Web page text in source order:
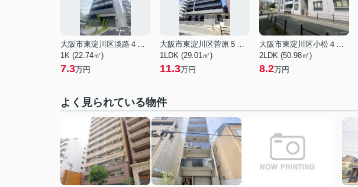
大阪市東淀川区淡路４丁目
1K (22.74㎡)
7.3万円
大阪市東淀川区菅原５丁目
1LDK (29.01㎡)
11.3万円
大阪市東淀川区小松４丁目
2LDK (50.98㎡)
8.2万円
よく見られている物件